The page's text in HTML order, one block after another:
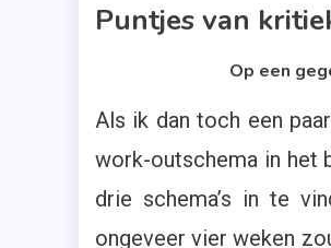
Puntjes van
Op een
Als ik dan toch een
work-outschema in het
drie schema’s in te
ongeveer vier weken